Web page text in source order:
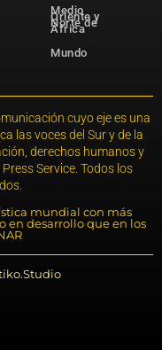
Medio
Oriente y
Norte de
África
Mundo
cuyo eje es una
las voces del Sur y de la
derechos humanos y
Service. Todos los
mundial con más
en desarrollo que en los